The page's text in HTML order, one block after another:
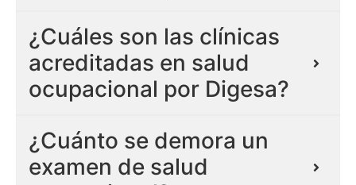
¿Cuáles son las clínicas
acreditadas en salud
ocupacional por Digesa?
¿Cuánto se demora un
examen de salud